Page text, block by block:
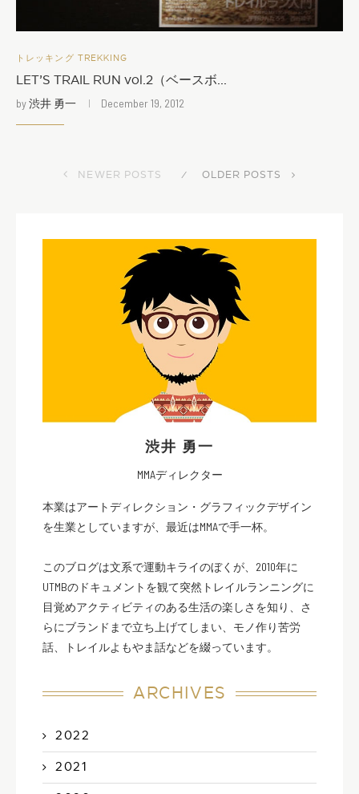
トレッキング TREKKING
LET’S TRAIL RUN vol.2（ベースボ...
by渋井 勇一 December 19, 2012
NEWER POSTS OLDER POSTS
渋井 勇一
MMAディレクター
本業はアートディレクション・グラフィックデザイン
を生業としていますが、最近はMMAで手一杯。
このブログは文系で運動キライのぼくが、2010年に
UTMBのドキュメントを観て突然トレイルランニングに
目覚めアクティビティのある生活の楽しさを知り、さ
らにブランドまで立ち上げてしまい、モノ作り苦労
話、トレイルよもやま話などを綴っています。
ARCHIVES
2022
2021